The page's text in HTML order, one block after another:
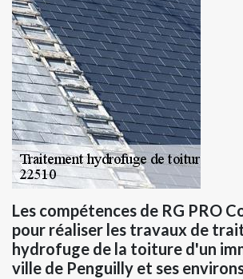
Les compétences de RG PRO
pour réaliser les travaux de
hydrofuge de la toiture d'un
ville de Penguilly et ses